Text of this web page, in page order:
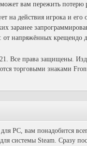
вам пережить потерю
на действия игрока и
заранее
от напряжённых
Все права защищены.
торговыми знаками
PC, вам понадобится
системы Steam. Сразу